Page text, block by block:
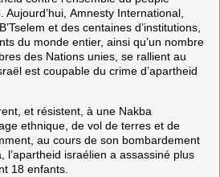
. Aujourd’hui, Amnesty International,
et des centaines d’institutions,
du monde entier, ainsi qu’un nombre
des Nations unies , se rallient au
est coupable du crime d’apartheid
et résistent, à une Nakba
ethnique, de vol de terres et de
au cours de son bombardement
l’apartheid israélien a assassiné plus
18 enfants.